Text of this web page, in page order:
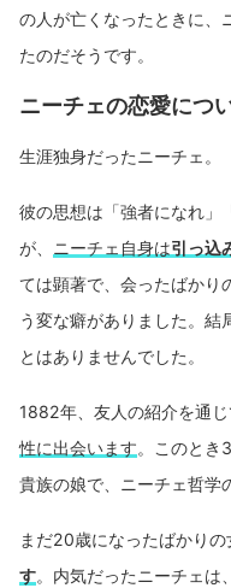
の人が亡くなったときに、
たのだそうです。
ニーチェの恋愛につ
生涯独身だったニーチェ。
彼の思想は「強者になれ」
が、 ニーチェ自身は引っ込
ては顕著で、会ったばかり
う変な癖がありました。結
とはありませんでした。
1882年、友人の紹介を通じ
性に出会います。このとき
貴族の娘で、ニーチェ哲学
まだ20歳になったばかりの
す。内気だったニーチェは